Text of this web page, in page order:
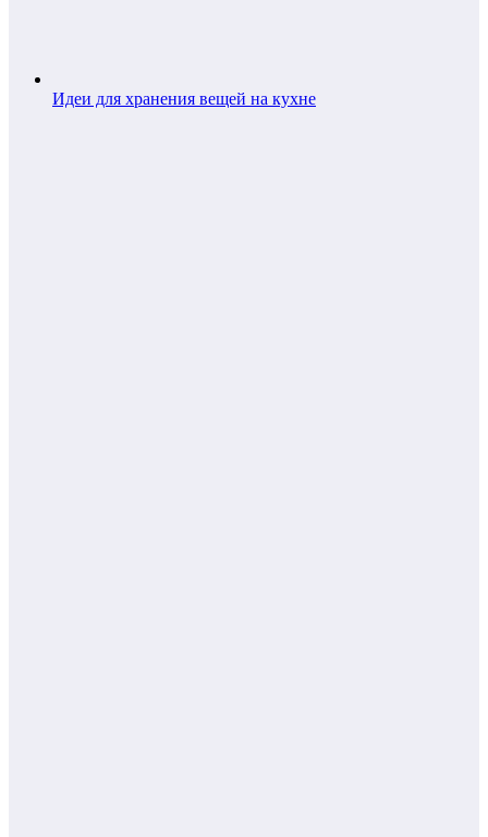
Идеи для хранения вещей на кухне